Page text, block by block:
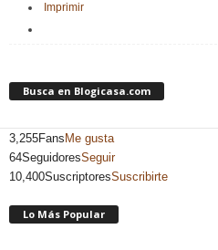
Imprimir
Busca en Blogicasa.com
3,255Fans Me gusta
64SeguidoresSeguir
10,400SuscriptoresSuscribirte
Lo Más Popular